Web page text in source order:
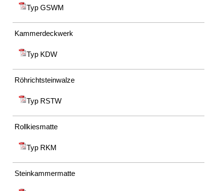
Typ GSWM
Kammerdeckwerk
Typ KDW
Röhrichtsteinwalze
Typ RSTW
Rollkiesmatte
Typ RKM
Steinkammermatte